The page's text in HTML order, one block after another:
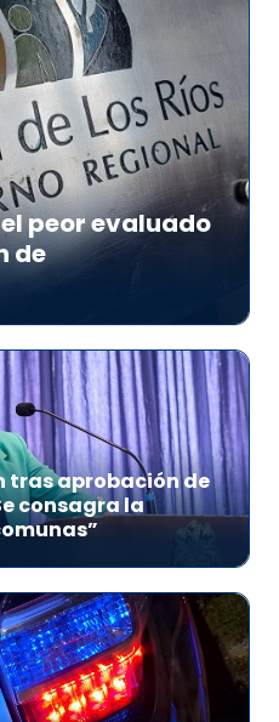
el peor evaluado
de
tras aprobación de
consagra la